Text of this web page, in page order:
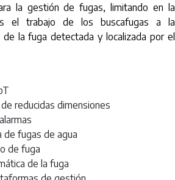
la gestión de fugas, limitando en la
el trabajo de los buscafugas a la
de la fuga detectada y localizada por el
reducidas dimensiones
fugas de agua
de fuga
de la fuga